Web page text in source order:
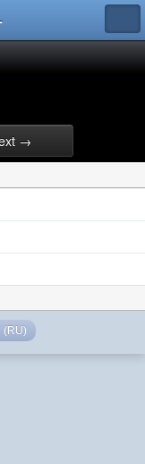
→
(RU)